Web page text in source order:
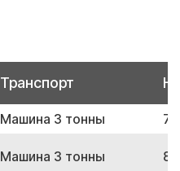
Транспорт
Машина 3 тонны
Машина 3 тонны